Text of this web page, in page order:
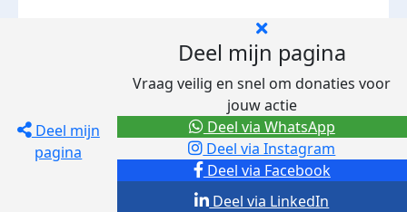
Deel mijn
pagina
Deel mijn pagina
Vraag veilig en snel om donaties voor
jouw actie
Deel via Facebook
Deel via Instagram
Deel via LinkedIn
Deel via WhatsApp